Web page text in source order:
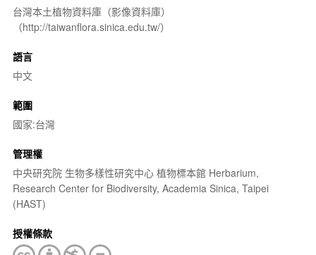
台灣本土植物資料庫（影像資料庫）
（http://taiwanflora.sinica.edu.tw/）
語言
中文
範圍
國家:台灣
管理權
中央研究院 生物多樣性研究中心 植物標本館 Herbarium,
Research Center for Biodiversity, Academia Sinica, Taipei
(HAST)
授權條款